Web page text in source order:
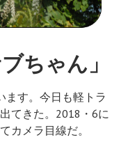
ちゃん」
ます。今日も軽トラ
てきた。 2018 ・ 6に
カメラ目線だ。